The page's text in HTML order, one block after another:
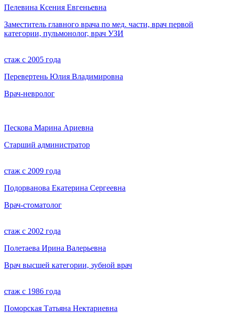
Пелевина Ксения Евгеньевна
Заместитель главного врача по мед. части, врач первой
категории, пульмонолог, врач УЗИ
стаж с 2005 года
Перевертень Юлия Владимировна
Врач-невролог
Пескова Марина Ариевна
Старший администратор
стаж с 2009 года
Подорванова Екатерина Сергеевна
Врач-стоматолог
стаж с 2002 года
Полетаева Ирина Валерьевна
Врач высшей категории, зубной врач
стаж с 1986 года
Поморская Татьяна Нектариевна